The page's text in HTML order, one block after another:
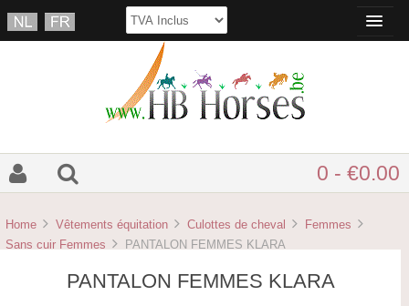
0 - €0.00
Home Vêtements équitation Culottes de cheval
Femmes
Sans cuir Femmes
PANTALON FEMMES KLARA
PANTALON FEMMES KLARA